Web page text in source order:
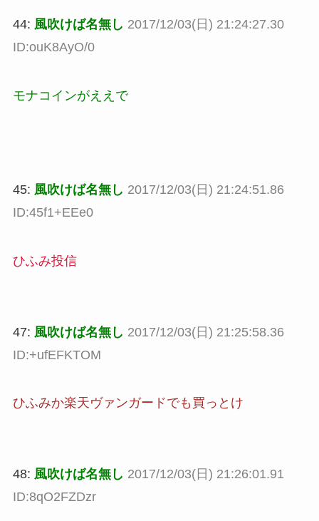
44: 風吹けば名無し 2017/12/03(日) 21:24:27.30
ID:ouK8AyO/0
モナコインがええで
45: 風吹けば名無し 2017/12/03(日) 21:24:51.86
ID:45f1+EEe0
ひふみ投信
47: 風吹けば名無し 2017/12/03(日) 21:25:58.36
ID:+ufEFKTOM
ひふみか楽天ヴァンガードでも買っとけ
48: 風吹けば名無し 2017/12/03(日) 21:26:01.91
ID:8qO2FZDzr